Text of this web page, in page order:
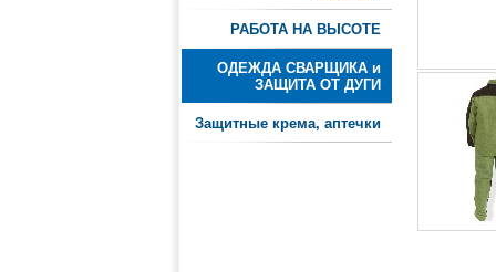
РАБОТА НА ВЫСОТЕ
ОДЕЖДА СВАРЩИКА и
ЗАЩИТА ОТ ДУГИ
Защитные крема, аптечки